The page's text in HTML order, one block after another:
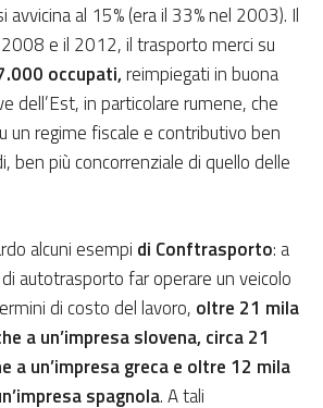
avvicina al 15% (era il 33% nel 2003). Il
e il 2012, il trasporto merci su
occupati,reimpiegati in buona
dell’Est, in particolare rumene, che
un regime fiscale e contributivo ben
ben più concorrenziale di quello delle
alcuni esempi di Conftrasporto: a
autotrasporto far operare un veicolo
di costo del lavoro, oltre 21 mila
a un’impresa slovena, circa 21
a un’impresa greca e oltre 12 mila
spagnola. A tali